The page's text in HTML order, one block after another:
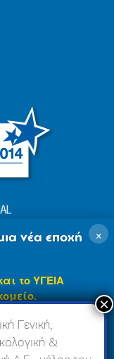
Γενική,
&
×
νέα εποχή
το ΥΓΕΙΑ
ανανέωσης
να σας